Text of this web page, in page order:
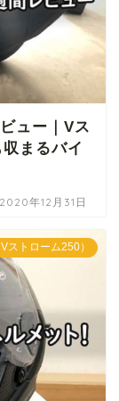
ュー｜Vス
まるバイ
2020年12月31日
ストローム250）